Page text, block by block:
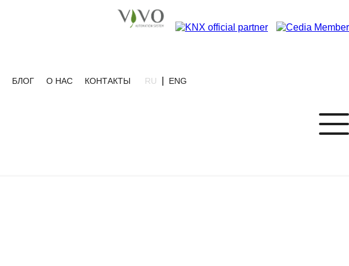
БЛОГ О НАС КОНТАКТЫ RU ENG